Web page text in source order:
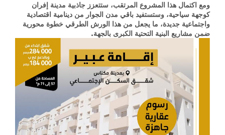
ومع اكتمال هذا المشروع المرتقب، ستتعزز جاذبية مدينة إفران
كوجهة سياحية، وستستفيد باقي مدن الجوار من دينامية اقتصادية
واجتماعية جديدة، ما يجعل من هذا الورش الطرقي خطوة محورية
ضمن مشاريع البنية التحتية الكبرى بالجهة.